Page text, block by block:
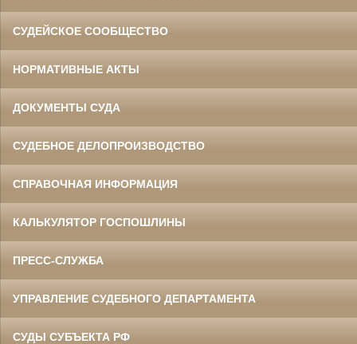
СУДЕЙСКОЕ СООБЩЕСТВО
НОРМАТИВНЫЕ АКТЫ
ДОКУМЕНТЫ СУДА
СУДЕБНОЕ ДЕЛОПРОИЗВОДСТВО
СПРАВОЧНАЯ ИНФОРМАЦИЯ
КАЛЬКУЛЯТОР ГОСПОШЛИНЫ
ПРЕСС-СЛУЖБА
УПРАВЛЕНИЕ СУДЕБНОГО ДЕПАРТАМЕНТА
СУДЫ СУБЪЕКТА РФ